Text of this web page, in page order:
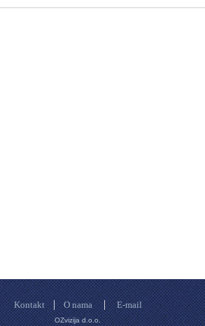
Kontakt|O nama|E-mail
OZvizija d.o.o.